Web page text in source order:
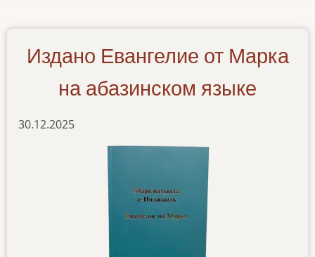
na-
yazyke
Издано Евангелие от Марка
на абазинском языке
30.12.2025